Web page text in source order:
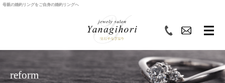
母親の婚約リングをご自身の婚約リングへ
reform